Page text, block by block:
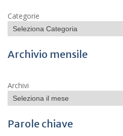
Categorie
Archivio mensile
Archivi
Parole chiave